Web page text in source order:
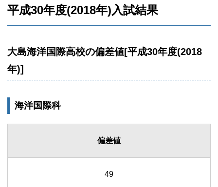
平成30年度(2018年)入試結果
大島海洋国際高校の偏差値[平成30年度(2018
年)]
海洋国際科
偏差値
49